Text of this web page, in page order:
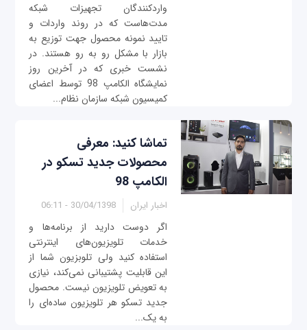
واردکنندگان تجهیزات شبکه
مدت‌هاست که در روند واردات و
تایید نمونه محصول جهت توزیع به
بازار با مشکل رو به رو هستند. در
نشست خبری که در آخرین روز
نمایشگاه الکامپ 98 توسط اعضای
کمیسیون شبکه سازمان نظام...
تماشا کنید: معرفی
محصولات جدید تسکو در
الکامپ 98
اخبار ایران 30/04/1398 - 06:11
اگر دوست دارید از برنامه‌ها و
خدمات تلویزیون‌های اینترنتی
استفاده کنید ولی تلوبزیون شما از
این قابلیت پشتیبانی نمی‌کند، نیازی
به تعویض تلویزیون نیست. محصول
جدید تسکو هر تلویزیون ساده‌ای را
به یک...